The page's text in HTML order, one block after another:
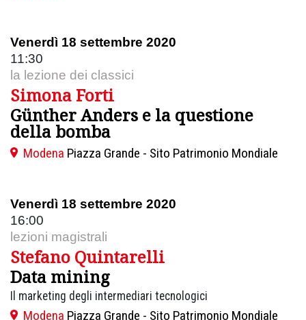
Venerdì 18 settembre 2020
11:30
la lezione dei classici
Simona Forti
Günther Anders e la questione
della bomba
Modena Piazza Grande - Sito Patrimonio Mondiale
Venerdì 18 settembre 2020
16:00
lezioni magistrali
Stefano Quintarelli
Data mining
Il marketing degli intermediari tecnologici
Modena Piazza Grande - Sito Patrimonio Mondiale